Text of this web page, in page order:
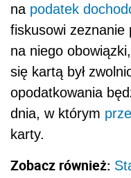
na podatek
fiskusowi zeznanie
na niego
się kartą był
opodatkowania
dnia, w którym
karty.
Zobacz również: